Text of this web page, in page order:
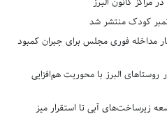
کودک منتشر شد
مداخله فوری مجلس برای جبران کمبود
البرز با محوریت هم‌افزایی
زیرساخت‌های آبی تا استقرار میز